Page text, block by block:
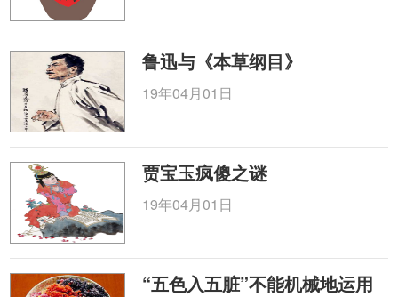
鲁迅与《本草纲目》
19年04月01日
贾宝玉疯傻之谜
19年04月01日
“五色入五脏”不能机械地运用